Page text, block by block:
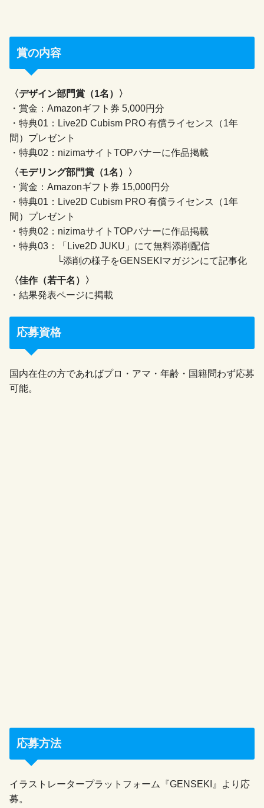
賞の内容
〈デザイン部門賞（1名）〉
・賞金：Amazonギフト券 5,000円分
・特典01：Live2D Cubism PRO 有償ライセンス（1年
間）プレゼント
・特典02：nizimaサイトTOPバナーに作品掲載
〈モデリング部門賞（1名）〉
・賞金：Amazonギフト券 15,000円分
・特典01：Live2D Cubism PRO 有償ライセンス（1年
間）プレゼント
・特典02：nizimaサイトTOPバナーに作品掲載
・特典03：「Live2D JUKU」にて無料添削配信
└添削の様子をGENSEKIマガジンにて記事化
〈佳作（若干名）
〉
・結果発表ページに掲載
応募資格
国内在住の方であればプロ・アマ・年齢・国籍問わず応募
可能。
応募方法
イラストレータープラットフォーム『GENSEKI』より応
募。